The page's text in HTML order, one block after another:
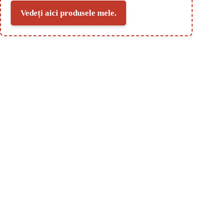
Vedeți aici produsele mele.